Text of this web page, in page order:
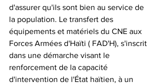
d'assurer qu'ils sont bien au service de
la population. Le transfert des
équipements et matériels du CNE aux
Forces Armées d'Haïti ( FAD'H), s'inscrit
dans une démarche visant le
renforcement de la capacité
d'intervention de l'État haïtien, à un